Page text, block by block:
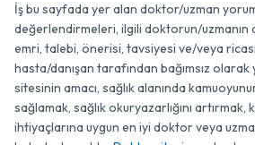
İş bu sayfada yer alan doktor/uzman
değerlendirmeleri, ilgili doktorun/uzmanın
emri, talebi, önerisi, tavsiyesi ve/veya ricası
hasta/danışan tarafından bağımsız olarak
sitesinin amacı, sağlık alanında
sağlamak, sağlık okuryazarlığını artırmak,
ihtiyaçlarına uygun en iyi doktor veya